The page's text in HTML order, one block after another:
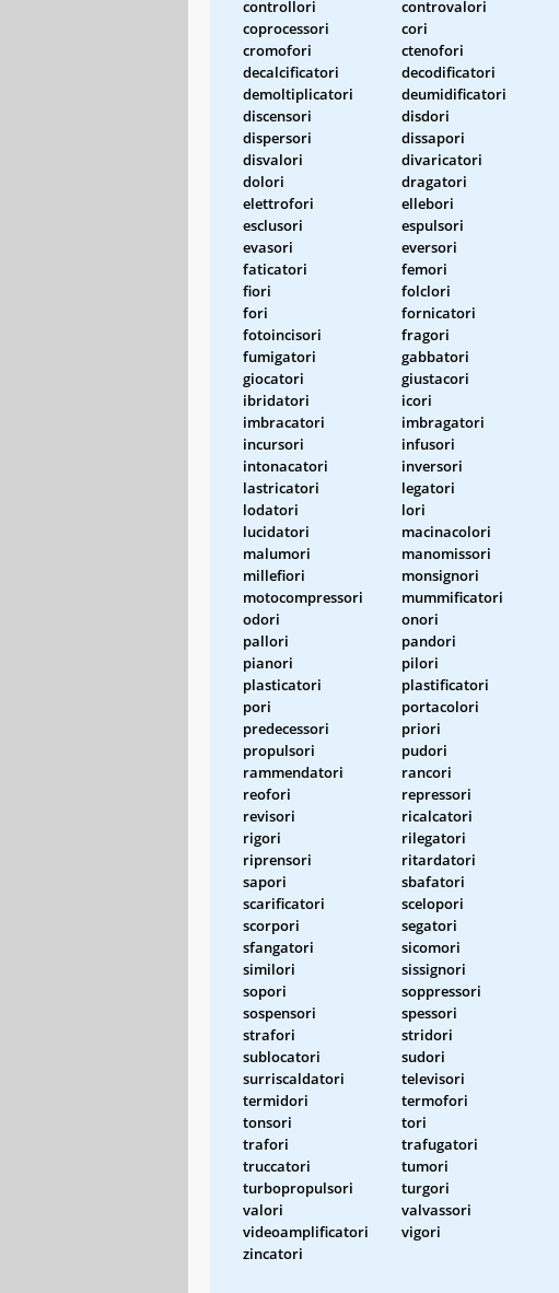
controllori
controvalori
coprocessori
cori
cromofori
ctenofori
decalcificatori
decodificatori
demoltiplicatori
deumidificatori
discensori
disdori
dispersori
dissapori
disvalori
divaricatori
dolori
dragatori
elettrofori
ellebori
esclusori
espulsori
evasori
eversori
faticatori
femori
fiori
folclori
fori
fornicatori
fotoincisori
fragori
fumigatori
gabbatori
giocatori
giustacori
ibridatori
icori
imbracatori
imbragatori
incursori
infusori
intonacatori
inversori
lastricatori
legatori
lodatori
lori
lucidatori
macinacolori
malumori
manomissori
millefiori
monsignori
motocompressori
mummificatori
odori
onori
pallori
pandori
pianori
pilori
plasticatori
plastificatori
pori
portacolori
predecessori
priori
propulsori
pudori
rammendatori
rancori
reofori
repressori
revisori
ricalcatori
rigori
rilegatori
riprensori
ritardatori
sapori
sbafatori
scarificatori
scelopori
scorpori
segatori
sfangatori
sicomori
similori
sissignori
sopori
soppressori
sospensori
spessori
strafori
stridori
sublocatori
sudori
surriscaldatori
televisori
termidori
termofori
tonsori
tori
trafori
trafugatori
truccatori
tumori
turbopropulsori
turgori
valori
valvassori
videoamplificatori
vigori
zincatori